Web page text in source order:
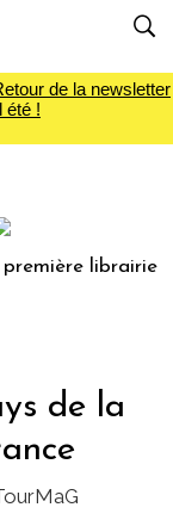
de la newsletter
été !
librairie du
de la